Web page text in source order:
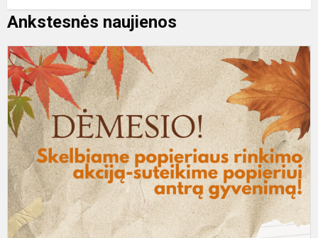
Ankstesnės naujienos